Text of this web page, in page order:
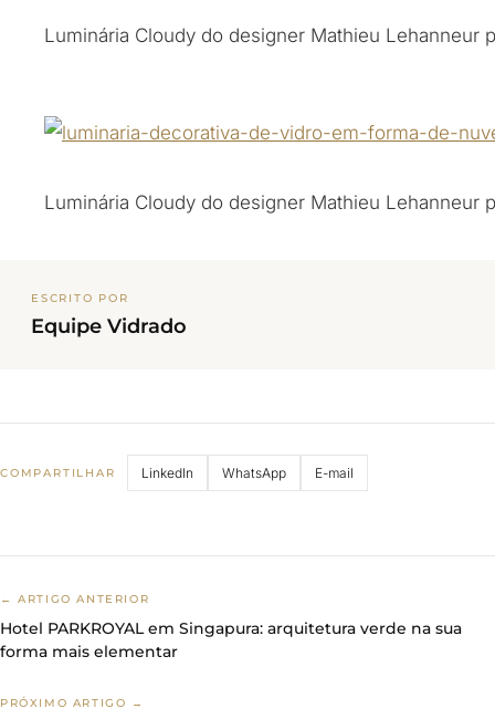
Luminária Cloudy do designer Mathieu Lehanneur
Luminária Cloudy do designer Mathieu Lehanneur
ESCRITO POR
Equipe Vidrado
COMPARTILHAR LinkedIn WhatsApp E-mail
← ARTIGO ANTERIOR
Hotel PARKROYAL em Singapura: arquitetura verde na sua
forma mais elementar
PRÓXIMO ARTIGO →